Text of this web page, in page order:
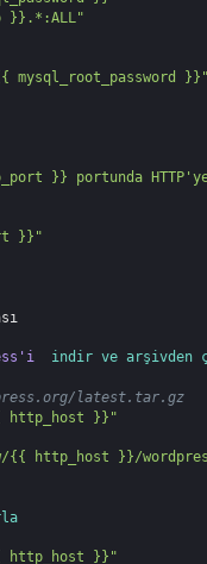
}}.*:ALL"
mysql_root_password
}} portunda
}}"
indir ve arşivden
latest.tar.gz
http_host }}"
{{ http_host }}/
http_host }}"